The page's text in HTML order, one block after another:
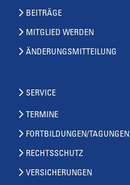
BEITRÄGE
MITGLIED WERDEN
ÄNDERUNGSMITTEILUNG
SERVICE
TERMINE
FORTBILDUNGEN/TAGUNGEN
RECHTSSCHUTZ
VERSICHERUNGEN